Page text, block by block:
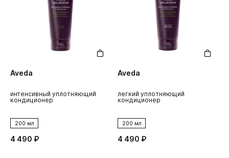
Aveda
интенсивный уплотняющий
кондиционер
200 мл
4 490 ₽
Aveda
легкий уплотняющий
кондиционер
200 мл
4 490 ₽